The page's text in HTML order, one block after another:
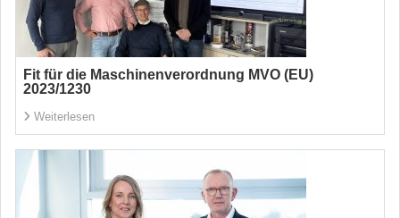
Fit für die Maschinenverordnung MVO (EU)
2023/1230
Weiterlesen